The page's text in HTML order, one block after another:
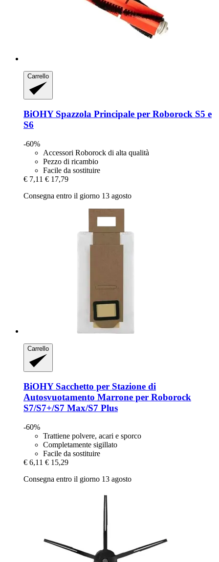
Carrello
BiOHYSpazzola Principale per Roborock S5 e
S6
-60%
Accessori Roborock di alta qualità
Pezzo di ricambio
Facile da sostituire
€ 7,11 € 17,79
Consegna entro il giorno 13 agosto
Carrello
BiOHYSacchetto per Stazione di
Autosvuotamento Marrone per Roborock
S7/S7+/S7 Max/S7 Plus
-60%
Trattiene polvere, acari e sporco
Completamente sigillato
Facile da sostituire
€ 6,11 € 15,29
Consegna entro il giorno 13 agosto